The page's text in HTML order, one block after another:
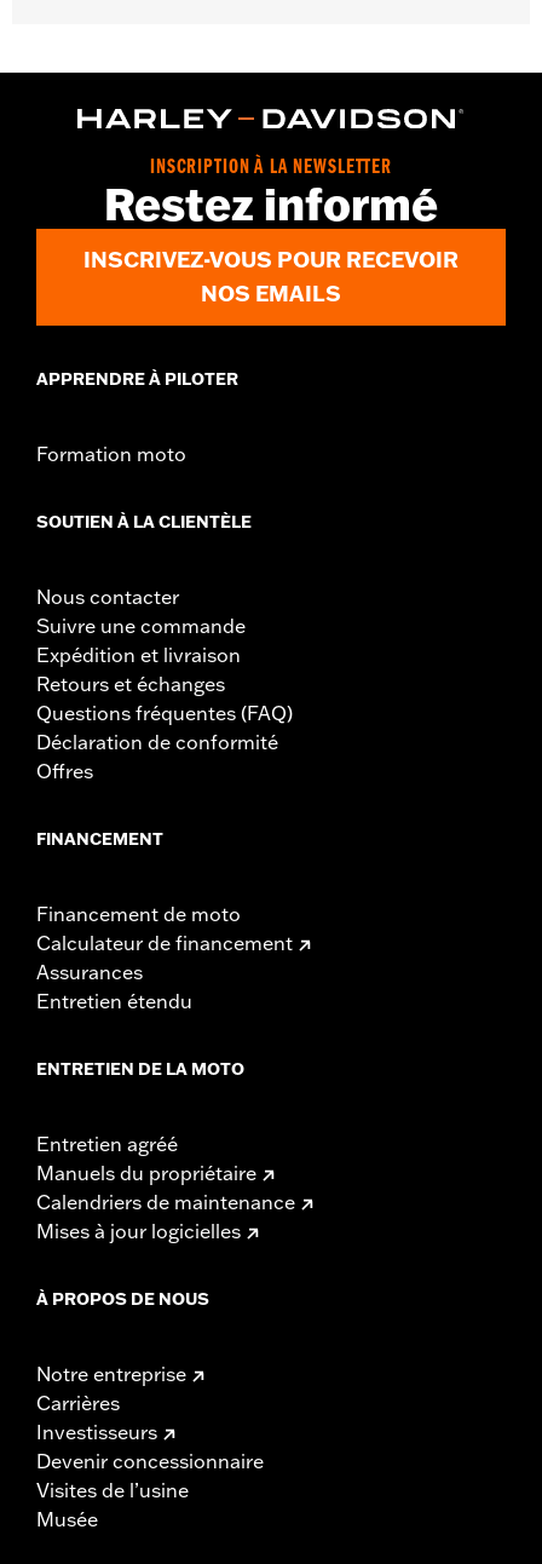
GARANTIE:Garantie limitée de deux ans - Rendez-vous sur
INSCRIPTION À LA NEWSLETTER
Restez informé
INSCRIVEZ-VOUS POUR RECEVOIR
NOS EMAILS
APPRENDRE À PILOTER
Formation moto
SOUTIEN À LA CLIENTÈLE
Nous contacter
Suivre une commande
Expédition et livraison
Retours et échanges
Questions fréquentes (FAQ)
Déclaration de conformité
Offres
FINANCEMENT
Financement de moto
Calculateur de financement
Assurances
Entretien étendu
ENTRETIEN DE LA MOTO
Entretien agréé
Manuels du propriétaire
Calendriers de maintenance
Mises à jour logicielles
À PROPOS DE NOUS
Notre entreprise
Carrières
Investisseurs
Devenir concessionnaire
Visites de l’usine
Musée